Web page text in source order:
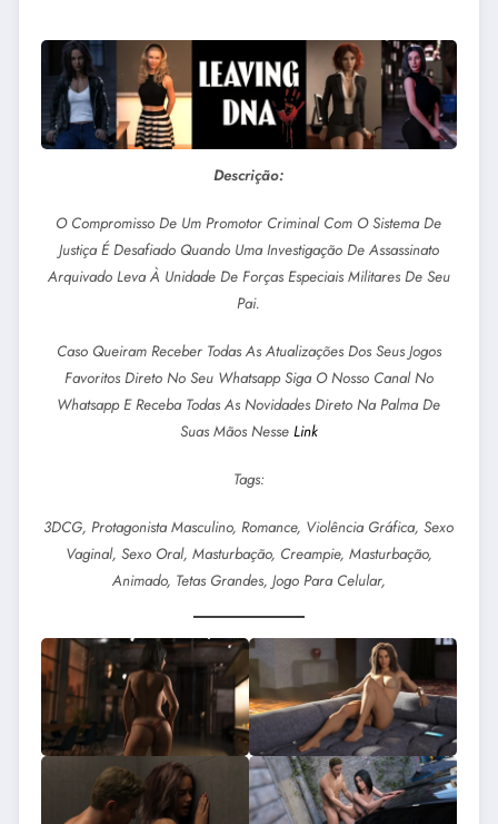
Descrição:
O Compromisso De Um Promotor Criminal Com O Sistema De
Justiça É Desafiado Quando Uma Investigação De Assassinato
Arquivado Leva À Unidade De Forças Especiais Militares De Seu
Pai.
Caso Queiram Receber Todas As Atualizações Dos Seus Jogos
Favoritos Direto No Seu Whatsapp Siga O Nosso Canal No
Whatsapp E Receba Todas As Novidades Direto Na Palma De
Suas Mãos Nesse Link
Tags:
3DCG, Protagonista Masculino, Romance, Violência Gráfica, Sexo
Vaginal, Sexo Oral, Masturbação, Creampie, Masturbação,
Animado, Tetas Grandes, Jogo Para Celular,